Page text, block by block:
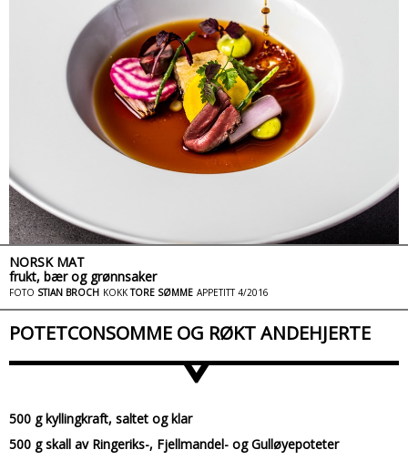
NORSK MAT
frukt, bær og grønnsaker
FOTO STIAN BROCH KOKKTORE SØMME APPETITT 4/2016
POTETCONSOMME OG RØKT ANDEHJERTE
>
500 g kyllingkraft, saltet og klar
500 g skall av Ringeriks-, Fjellmandel- og Gulløyepoteter